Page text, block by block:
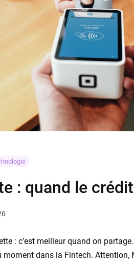
: quand le crédit
: c’est meilleur quand on
moment dans la Fintech.